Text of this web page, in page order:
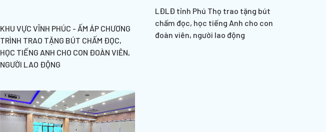
KHU VỰC VĨNH PHÚC - ẤM ÁP CHƯƠNG
TRÌNH TRAO TẶNG BÚT CHẤM ĐỌC,
HỌC TIẾNG ANH CHO CON ĐOÀN VIÊN,
NGƯỜI LAO ĐỘNG
LĐLĐ tỉnh Phú Thọ trao tặng bút
chấm đọc, học tiếng Anh cho con
đoàn viên, người lao động